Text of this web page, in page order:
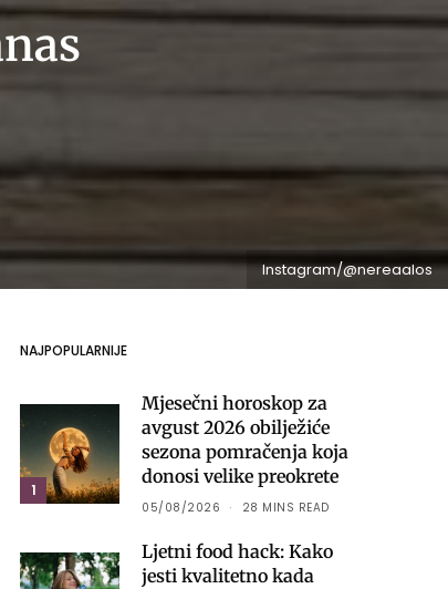
Instagram/@nereaalos
NAJPOPULARNIJE
1
Mjesečni horoskop za
avgust 2026 obilježiće
sezona pomračenja koja
donosi velike preokrete
05/08/2026 28 MINS READ
Ljetni food hack: Kako
jesti kvalitetno kada